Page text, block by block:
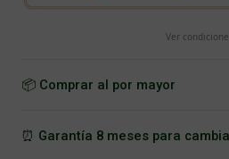
Ver
📦 Comprar al por mayor
⏰ Garantía 8 meses para